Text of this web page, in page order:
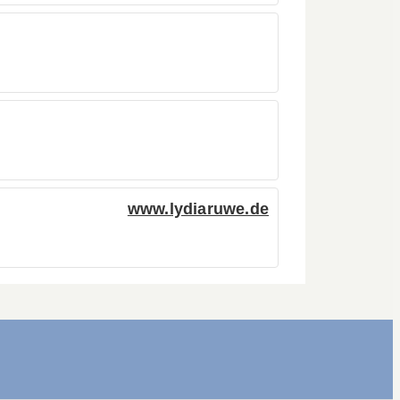
www.lydiaruwe.de